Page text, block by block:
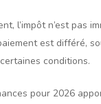
l’impôt n’est pas
est différé,
conditions.
pour 2026